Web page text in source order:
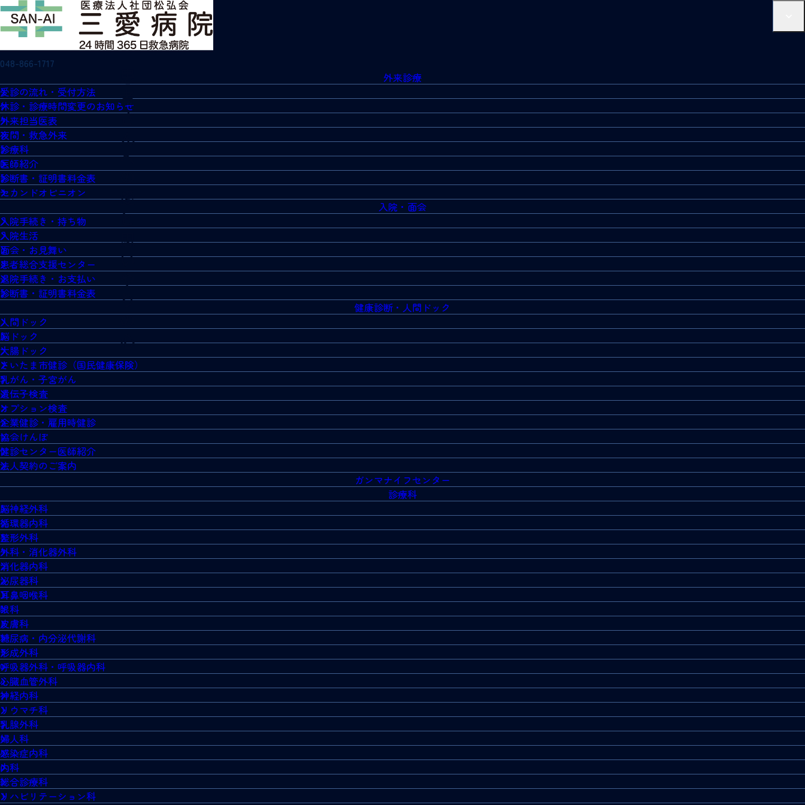
048-866-1717
外来診療
受診の流れ・受付方法
休診・診療時間変更のお知らせ
外来担当医表
夜間・救急外来
診療科
医師紹介
診断書・証明書料金表
セカンドオピニオン
入院・面会
入院手続き・持ち物
入院生活
面会・お見舞い
患者総合支援センター
退院手続き・お支払い
診断書・証明書料金表
健康診断・人間ドック
人間ドック
脳ドック
大腸ドック
さいたま市健診（国民健康保険）
乳がん・子宮がん
遺伝子検査
オプション検査
企業健診・雇用時健診
協会けんぽ
健診センター医師紹介
法人契約のご案内
ガンマナイフセンター
診療科
脳神経外科
循環器内科
整形外科
外科・消化器外科
消化器内科
泌尿器科
耳鼻咽喉科
眼科
皮膚科
糖尿病・内分泌代謝科
形成外科
呼吸器外科・呼吸器内科
心臓血管外科
神経内科
リウマチ科
乳腺外科
婦人科
感染症内科
内科
総合診療科
リハビリテーション科